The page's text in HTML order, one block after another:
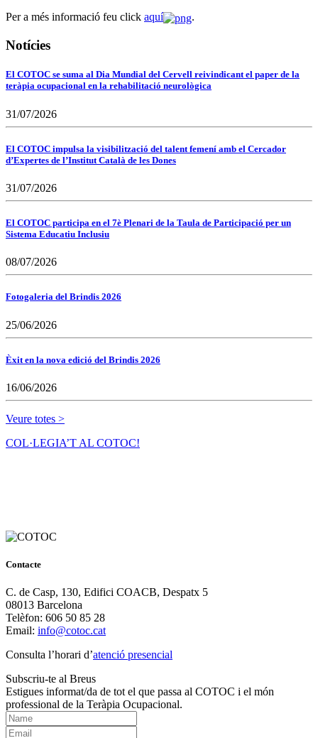
Per a més informació feu click aquí .
Notícies
El COTOC se suma al Dia Mundial del Cervell reivindicant el paper de la
teràpia ocupacional en la rehabilitació neurològica
31/07/2026
El COTOC impulsa la visibilització del talent femení amb el Cercador
d’Expertes de l’Institut Català de les Dones
31/07/2026
El COTOC participa en el 7è Plenari de la Taula de Participació per un
Sistema Educatiu Inclusiu
08/07/2026
Fotogaleria del Brindis 2026
25/06/2026
Èxit en la nova edició del Brindis 2026
16/06/2026
Veure totes >
COL·LEGIA’T AL COTOC!
Contacte
C. de Casp, 130, Edifici COACB, Despatx 5
08013 Barcelona
Telèfon: 606 50 85 28
Email: info@cotoc.cat
Consulta l’horari d’atenció presencial
Subscriu-te al Breus
Estigues informat/da de tot el que passa al COTOC i el món
professional de la Teràpia Ocupacional.